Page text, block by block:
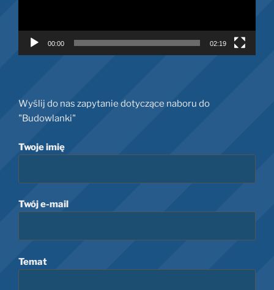
00:00 02:19
Wyślij do nas zapytanie dotyczące naboru do
"Budowlanki"
Twoje imię
Twój e-mail
Temat